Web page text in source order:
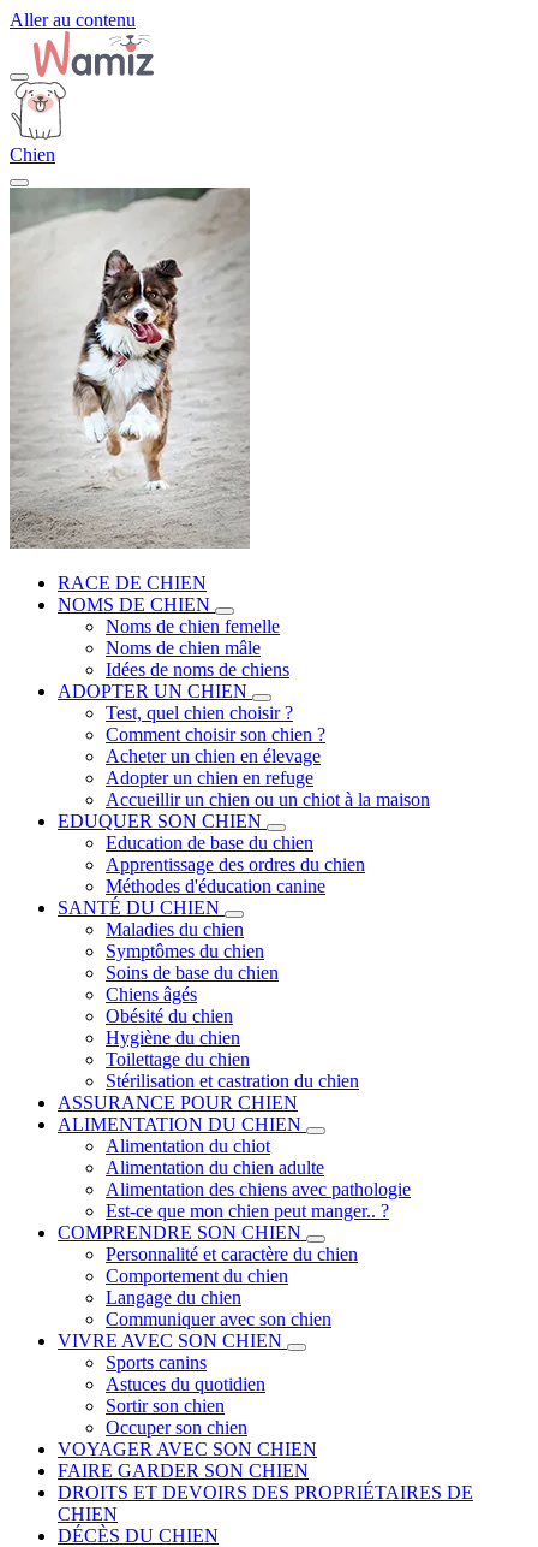
Aller au contenu
Chien
RACE DE CHIEN
NOMS DE CHIEN
Noms de chien femelle
Noms de chien mâle
Idées de noms de chiens
ADOPTER UN CHIEN
Test, quel chien choisir ?
Comment choisir son chien ?
Acheter un chien en élevage
Adopter un chien en refuge
Accueillir un chien ou un chiot à la maison
EDUQUER SON CHIEN
Education de base du chien
Apprentissage des ordres du chien
Méthodes d'éducation canine
SANTÉ DU CHIEN
Maladies du chien
Symptômes du chien
Soins de base du chien
Chiens âgés
Obésité du chien
Hygiène du chien
Toilettage du chien
Stérilisation et castration du chien
ASSURANCE POUR CHIEN
ALIMENTATION DU CHIEN
Alimentation du chiot
Alimentation du chien adulte
Alimentation des chiens avec pathologie
Est-ce que mon chien peut manger.. ?
COMPRENDRE SON CHIEN
Personnalité et caractère du chien
Comportement du chien
Langage du chien
Communiquer avec son chien
VIVRE AVEC SON CHIEN
Sports canins
Astuces du quotidien
Sortir son chien
Occuper son chien
VOYAGER AVEC SON CHIEN
FAIRE GARDER SON CHIEN
DROITS ET DEVOIRS DES PROPRIÉTAIRES DE
CHIEN
DÉCÈS DU CHIEN